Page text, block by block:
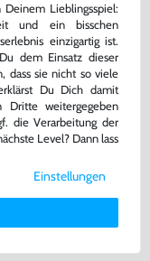
DualShock 4
#Jet Black / schwarz
Lieblingsspiel:
und ein bisschen
einzigartig ist.
dem Einsatz dieser
dass sie nicht so viele
Du Dich damit
Dritte weitergegeben
die Verarbeitung der
Level? Dann lass
Cookies und
unsererDaten­schutz­
Einstellungen